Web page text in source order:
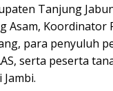
Tanjung
Asam, Koordinator
para penyuluh
serta peserta